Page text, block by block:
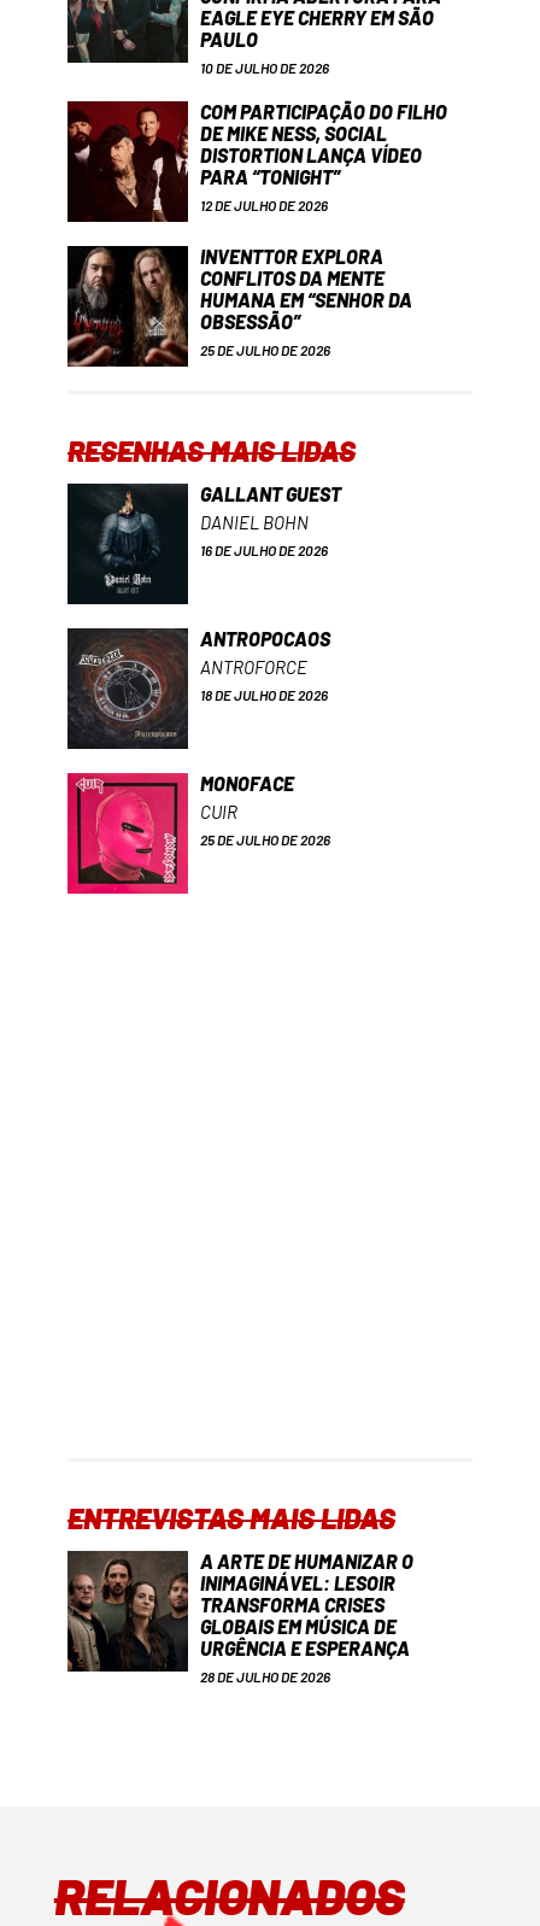
EAGLE EYE CHERRY EM SÃO
PAULO
10 DE JULHO DE 2026
COM PARTICIPAÇÃO DO FILHO
DE MIKE NESS, SOCIAL
DISTORTION LANÇA VÍDEO
PARA “TONIGHT”
12 DE JULHO DE 2026
INVENTTOR EXPLORA
CONFLITOS DA MENTE
HUMANA EM “SENHOR DA
OBSESSÃO”
25 DE JULHO DE 2026
RESENHAS MAIS LIDAS
GALLANT GUEST
DANIEL BOHN
16 DE JULHO DE 2026
ANTROPOCAOS
ANTROFORCE
18 DE JULHO DE 2026
MONOFACE
CUIR
25 DE JULHO DE 2026
ENTREVISTAS MAIS LIDAS
A ARTE DE HUMANIZAR O
INIMAGINÁVEL: LESOIR
TRANSFORMA CRISES
GLOBAIS EM MÚSICA DE
URGÊNCIA E ESPERANÇA
28 DE JULHO DE 2026
RELACIONADOS